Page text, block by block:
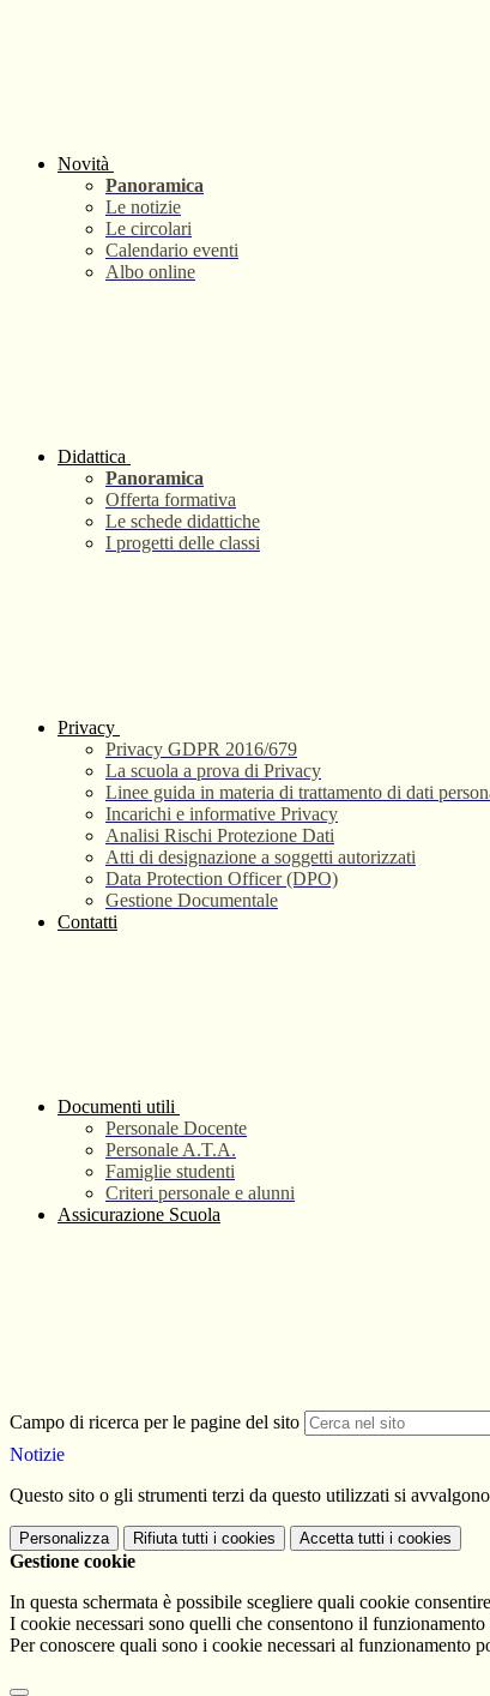
Novità
Panoramica
Le notizie
Le circolari
Calendario eventi
Albo online
Didattica
Panoramica
Offerta formativa
Le schede didattiche
I progetti delle classi
Privacy
Privacy GDPR 2016/679
La scuola a prova di Privacy
Linee guida in materia di trattamento di dati
Incarichi e informative Privacy
Analisi Rischi Protezione Dati
Atti di designazione a soggetti autorizzati
Data Protection Officer (DPO)
Gestione Documentale
Contatti
Documenti utili
Personale Docente
Personale A.T.A.
Famiglie studenti
Criteri personale e alunni
Assicurazione Scuola
Campo di ricerca per le pagine del sito
Notizie
Questo sito o gli strumenti terzi da questo utilizzati si
Personalizza Rifiuta tutti i cookies Accetta tutti i cookies
Gestione cookie
In questa schermata è possibile scegliere quali cookie
I cookie necessari sono quelli che consentono il
Per conoscere quali sono i cookie necessari al funzionamento